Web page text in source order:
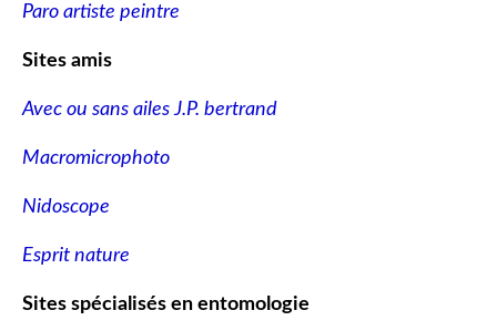
Paro artiste peintre
Sites amis
Avec ou sans ailes J.P. bertrand
Macromicrophoto
Nidoscope
Esprit nature
Sites spécialisés en entomologie